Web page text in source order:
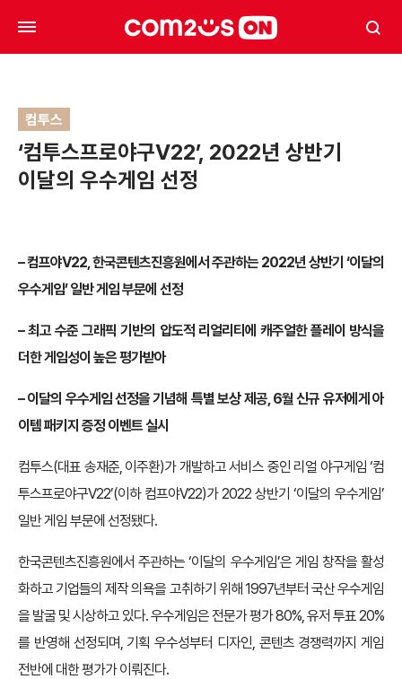
컴투스
‘컴투스프로야구V22’, 2022년 상반기
이달의 우수게임 선정
– 컴프야V22, 한국콘텐츠진흥원에서 주관하는 2022년 상반기 ‘이달의
우수게임’ 일반 게임 부문에 선정
– 최고 수준 그래픽 기반의 압도적 리얼리티에 캐주얼한 플레이 방식을
더한 게임성이 높은 평가받아
– 이달의 우수게임 선정을 기념해 특별 보상 제공, 6월 신규 유저에게 아
이템 패키지 증정 이벤트 실시
컴투스(대표 송재준, 이주환)가 개발하고 서비스 중인 리얼 야구게임 ‘컴
투스프로야구V22’(이하 컴프야V22)가 2022 상반기 ‘이달의 우수게임’
일반 게임 부문에 선정됐다.
한국콘텐츠진흥원에서 주관하는 ‘이달의 우수게임’은 게임 창작을 활성
화하고 기업들의 제작 의욕을 고취하기 위해 1997년부터 국산 우수게임
을 발굴 및 시상하고 있다. 우수게임은 전문가 평가 80%, 유저 투표 20%
를 반영해 선정되며, 기획 우수성부터 디자인, 콘텐츠 경쟁력까지 게임
전반에 대한 평가가 이뤄진다.